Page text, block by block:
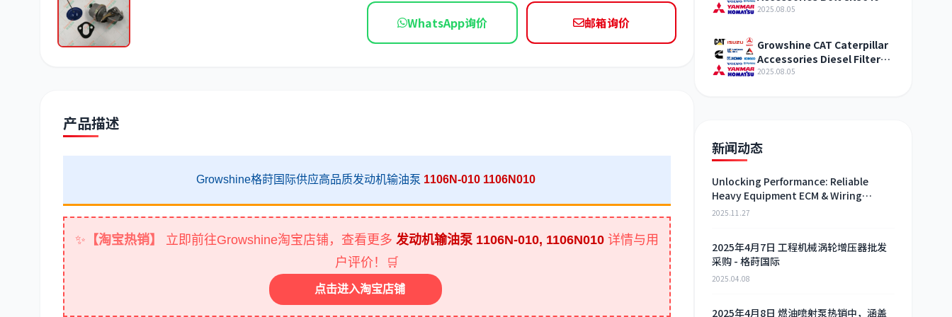
潍柴 依维柯
WhatsApp询价 邮箱询价
产品描述
Growshine格莳国际供应高品质发动机输油泵 1106N-010 1106N010
✨ 【淘宝热销】 立即前往Growshine淘宝店铺，查看更多 发动机输油泵 1106N-010, 1106N010 详情与用
户评价！🛒
点击进入淘宝店铺
New Product Release
2025.08.05
Growshine CAT Caterpillar
Accessories Diesel Filter
6I2502 Technical Research
2025.08.05
新闻动态
Unlocking Performance: Reliable
Heavy Equipment ECM & Wiring
Harness Alternatives
2025.11.27
2025年4月7日 工程机械涡轮增压器批发
采购 - 格莳国际
2025.04.08
2025年4月8日 燃油喷射泵热销中，涵盖